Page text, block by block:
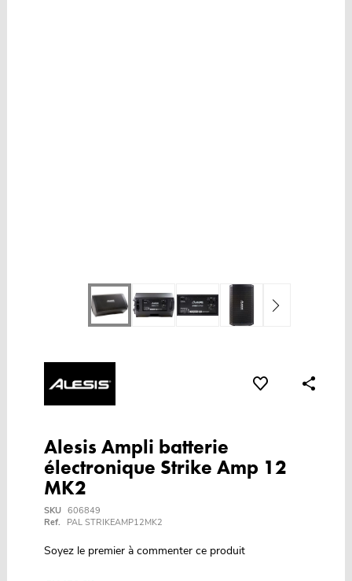
Alesis Ampli batterie
électronique Strike Amp 12
MK2
SKU 606849
Ref.
PAL STRIKEAMP12MK2
Soyez le premier à commenter ce produit